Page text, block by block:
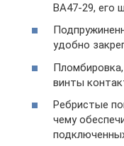
ВА47-29, его
удобно
винты
Ребристые
чему